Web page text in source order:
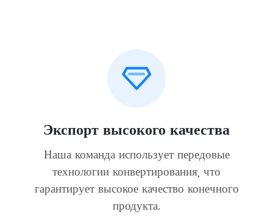
Экспорт высокого качества
Наша команда использует передовые
технологии конвертирования, что
гарантирует высокое качество конечного
продукта.